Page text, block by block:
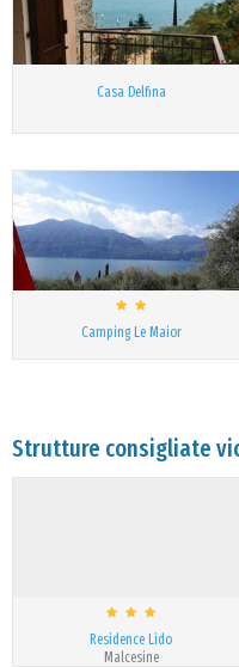
Casa Delfina
Camping Le Maior
Strutture consigliate
Residence Lido
Malcesine